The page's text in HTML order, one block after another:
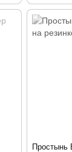
Простынь